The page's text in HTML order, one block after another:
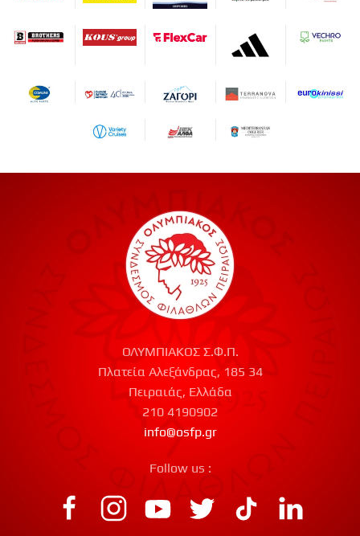
ΟΛΥΜΠΙΑΚΟΣ Σ.Φ.Π.
Πλατεία Αλεξάνδρας, 185 34
Πειραιάς, Ελλάδα
210 4190902
info@osfp.gr
Follow us :